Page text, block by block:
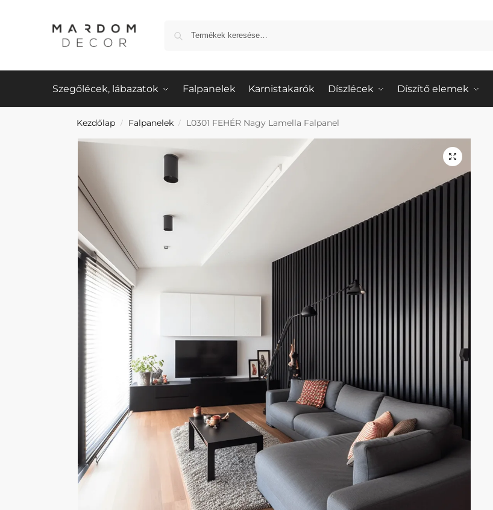
Szegőlécek, lábazatok Falpanelek Karnistakarók Díszlécek Díszítő elemek
Kezdőlap / Falpanelek / L0301 FEHÉR Nagy Lamella Falpanel